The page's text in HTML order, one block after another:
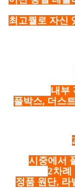
최고퀄로 자신
내부
풀박스, 더스
시중에서
2차례
정품 원단, 라